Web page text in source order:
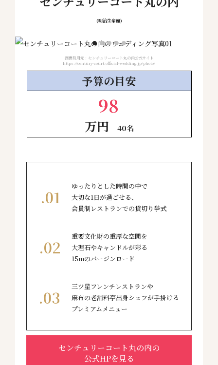
(明治生命館)
画像引用元：センチュリーコート丸の内公式サイト
https://century-court.official-wedding.jp/photo/
予算の目安
98
万円 40名
ゆったりとした時間の中で
大切な1日が過ごせる、
会員制レストランでの貸切り挙式
重要文化財の重厚な空間を
大理石やキャンドルが彩る
15mのバージンロード
三ツ星フレンチレストランや
麻布の老舗料亭出身シェフが手掛ける
プレミアムメニュー
センチュリーコート丸の内の
公式HPを見る